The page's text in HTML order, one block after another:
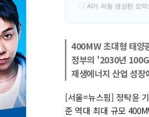
! AI가 자동 생성한 요
400MW 초대형 태양
정부의 '2030년
재생에너지 산업 성
[서울=뉴스핌] 정탁윤
준 역대 최대 규모